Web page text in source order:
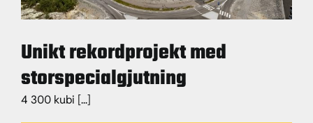
Unikt rekordprojekt med
storspecialgjutning
4 300 kubi [...]